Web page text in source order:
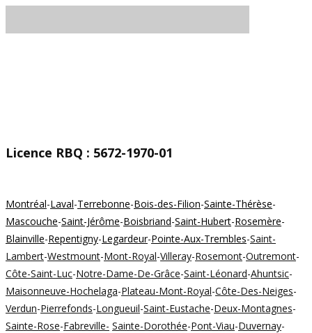
Licence RBQ : 5672-1970-​01
Montréal-Laval-Terrebonne-Bois-des-Filion-Sainte-Thérèse-
Mascouche-Saint-Jérôme-Boisbriand-Saint-Hubert-Rosemère-
Blainville-Repentigny-Legardeur-Pointe-Aux-Trembles-Saint-
Lambert-Westmount-Mont-Royal-Villeray-Rosemont-Outremont-
Côte-Saint-Luc-Notre-Dame-De-Grâce-Saint-Léonard-Ahuntsic-
Maisonneuve-Hochelaga-Plateau-Mont-Royal-Côte-Des-Neiges-
Verdun-Pierrefonds-Longueuil-Saint-Eustache-Deux-Montagnes-
Sainte-Rose-Fabreville- Sainte-Dorothée-Pont-Viau-Duvernay-